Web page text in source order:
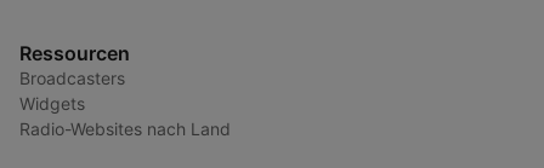
Ressourcen
Broadcasters
Widgets
Radio-Websites nach Land